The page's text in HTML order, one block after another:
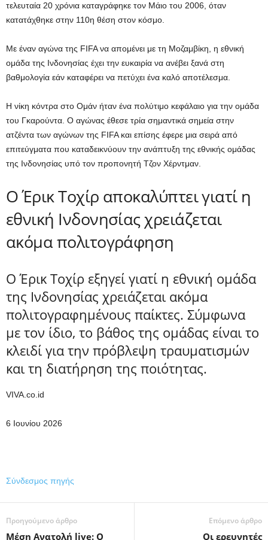
τελευταία 20 χρόνια καταγράφηκε τον Μάιο του 2006, όταν
κατατάχθηκε στην 110η θέση στον κόσμο.
Με έναν αγώνα της FIFA να απομένει με τη Μοζαμβίκη, η εθνική
ομάδα της Ινδονησίας έχει την ευκαιρία να ανέβει ξανά στη
βαθμολογία εάν καταφέρει να πετύχει ένα καλό αποτέλεσμα.
Η νίκη κόντρα στο Ομάν ήταν ένα πολύτιμο κεφάλαιο για την ομάδα
του Γκαρούντα. Ο αγώνας έθεσε τρία σημαντικά σημεία στην
ατζέντα των αγώνων της FIFA και επίσης έφερε μια σειρά από
επιτεύγματα που καταδεικνύουν την ανάπτυξη της εθνικής ομάδας
της Ινδονησίας υπό τον προπονητή Τζον Χέρντμαν.
Ο Έρικ Τοχίρ αποκαλύπτει γιατί η
εθνική Ινδονησίας χρειάζεται
ακόμα πολιτογράφηση
Ο Έρικ Τοχίρ εξηγεί γιατί η εθνική ομάδα
της Ινδονησίας χρειάζεται ακόμα
πολιτογραφημένους παίκτες. Σύμφωνα
με τον ίδιο, το βάθος της ομάδας είναι το
κλειδί για την πρόβλεψη τραυματισμών
και τη διατήρηση της ποιότητας.
VIVA.co.id
6 Ιουνίου 2026
Σύνδεσμος πηγής
Προηγούμενο άρθρο
Μέση Ανατολή live: Ο
Επόμενο άρθρο
Οι ερευνητές